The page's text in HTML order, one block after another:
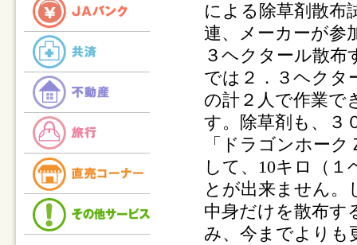
による除草剤散布
連、メーカーが参
３ヘクタール散布
では２．３ヘクタ
の計２人で作業で
す。除草剤も、３
「ドラゴンホー
して、 10キロ（１
とが出来ません。
中身だけを散布す
み、今までよりも